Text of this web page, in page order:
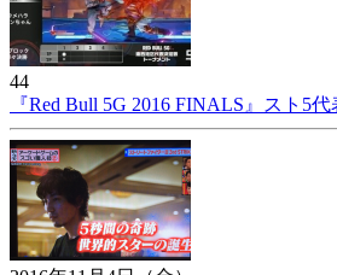
44
『Red Bull 5G 2016 FINALS』スト5